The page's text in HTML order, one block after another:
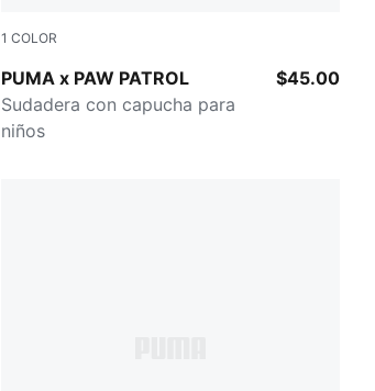
1 COLOR
PUMA x PAW PATROL
PUMA BLACK
Sudadera con capucha para
niños
$45.00